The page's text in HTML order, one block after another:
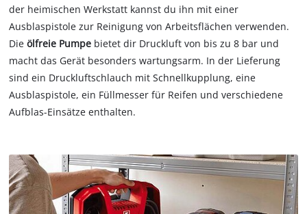
der heimischen Werkstatt kannst du ihn mit einer
Ausblaspistole zur Reinigung von Arbeitsflächen verwenden.
Dieölfreie Pumpe bietet dir Druckluft von bis zu 8 bar und
macht das Gerät besonders wartungsarm. In der Lieferung
sind ein Druckluftschlauch mit Schnellkupplung, eine
Ausblaspistole, ein Füllmesser für Reifen und verschiedene
Aufblas-Einsätze enthalten.